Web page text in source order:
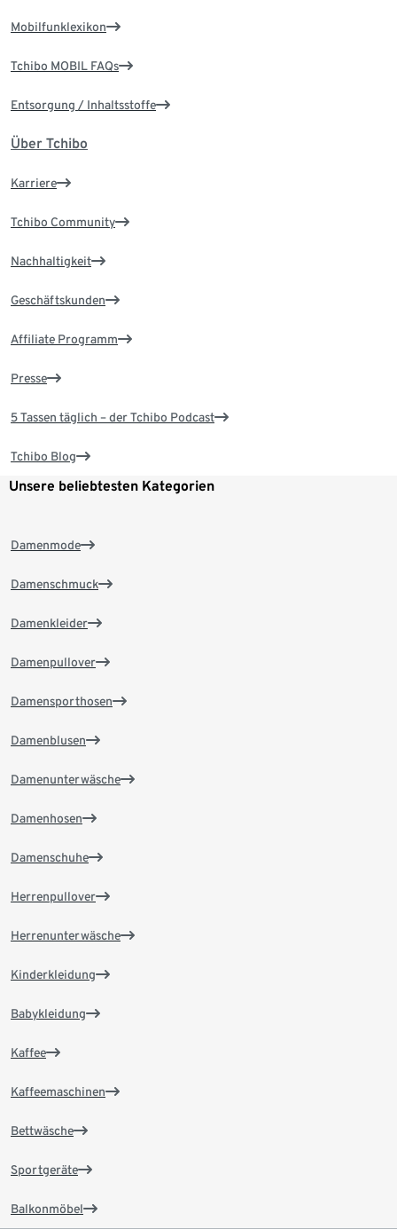
Mobilfunklexikon
Tchibo MOBIL FAQs
Entsorgung / Inhaltsstoffe
Über Tchibo
Karriere
Tchibo Community
Nachhaltigkeit
Geschäftskunden
Affiliate Programm
Presse
5 Tassen täglich – der Tchibo Podcast
Tchibo Blog
Unsere beliebtesten Kategorien
Damenmode
Damenschmuck
Damenkleider
Damenpullover
Damensporthosen
Damenblusen
Damenunterwäsche
Damenhosen
Damenschuhe
Herrenpullover
Herrenunterwäsche
Kinderkleidung
Babykleidung
Kaffee
Kaffeemaschinen
Bettwäsche
Sportgeräte
Balkonmöbel